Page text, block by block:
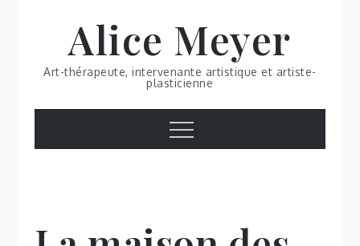
Alice Meyer
Art-thérapeute, intervenante artistique et artiste-
plasticienne
Menu